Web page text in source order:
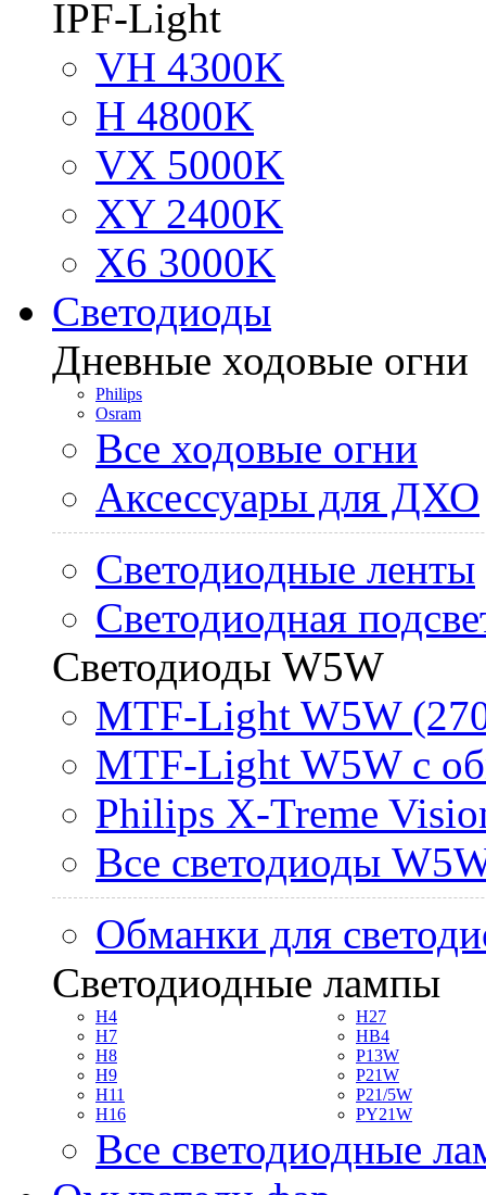
IPF-Light
VH 4300K
H 4800K
VX 5000K
XY 2400K
X6 3000K
Светодиоды
Дневные ходовые огни
Philips
Osram
Все ходовые огни
Аксессуары для ДХО
Светодиодные ленты
Светодиодная
Светодиоды W5W
MTF-Light W5W
MTF-Light W5W с
Philips X-Treme
Все светодиоды
Обманки для
Светодиодные лампы
H4
H7
H8
H9
H11
H16
H27
HB4
P13W
P21W
P21/5W
PY21W
Все светодиодные